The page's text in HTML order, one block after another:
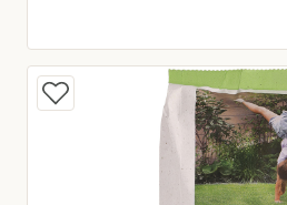
Huidige